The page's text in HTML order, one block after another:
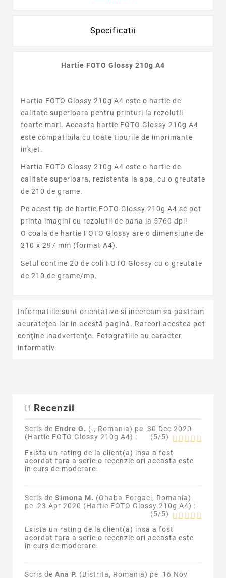
Specificatii
Hartie FOTO Glossy 210g A4
Hartia FOTO Glossy 210g A4 este o hartie de
calitate superioara pentru printuri la rezolutii
foarte mari. Aceasta hartie FOTO Glossy 210g A4
este compatibila cu toate tipurile de imprimante
inkjet.
Hartia FOTO Glossy 210g A4 este o hartie de
calitate superioara, rezistenta la apa, cu o greutate
de 210 de grame.
Pe acest tip de hartie FOTO Glossy 210g A4 se pot
printa imagini cu rezolutii de pana la 5760 dpi!
O coala de hartie FOTO Glossy are o dimensiune de
210 x 297 mm (format A4).
Setul contine 20 de coli FOTO Glossy cu o greutate
de 210 de grame/mp.
Informatiile sunt orientative si incercam sa pastram
acurateţea lor in acestă pagină. Rareori acestea pot
conţine inadvertenţe. Fotografiile au caracter
informativ.
Recenzii
Scris de Endre G. (., Romania) pe 30 Dec 2020
(Hartie FOTO Glossy 210g A4) : (5/5)
Exista un rating de la client(a) insa a fost
acordat fara a scrie o recenzie ori aceasta este
in curs de moderare.
Scris de Simona M. (Ohaba-Forgaci, Romania)
pe 23 Apr 2020 (Hartie FOTO Glossy 210g A4) :
(5/5)
Exista un rating de la client(a) insa a fost
acordat fara a scrie o recenzie ori aceasta este
in curs de moderare.
Scris de Ana P. (Bistrita, Romania) pe 16 Nov